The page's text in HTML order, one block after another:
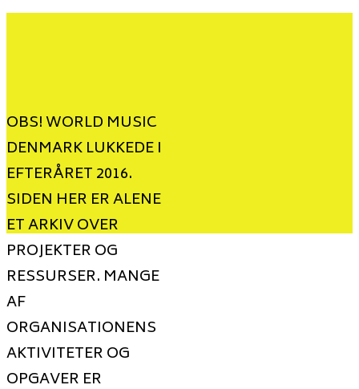
OBS! WORLD MUSIC
DENMARK LUKKEDE I
EFTERÅRET 2016.
SIDEN HER ER ALENE
ET ARKIV OVER
PROJEKTER OG
RESSURSER. MANGE
AF
ORGANISATIONENS
AKTIVITETER OG
OPGAVER ER